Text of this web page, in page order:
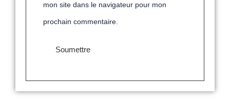
mon site dans le navigateur pour mon
prochain commentaire.